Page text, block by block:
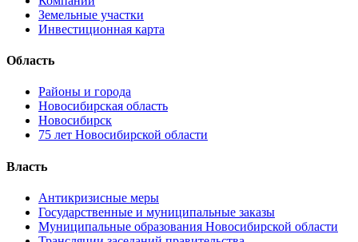
Земельные участки
Инвестиционная карта
Область
Районы и города
Новосибирская область
Новосибирск
75 лет Новосибирской области
Власть
Антикризисные меры
Государственные и муниципальные заказы
Муниципальные образования Новосибирской области